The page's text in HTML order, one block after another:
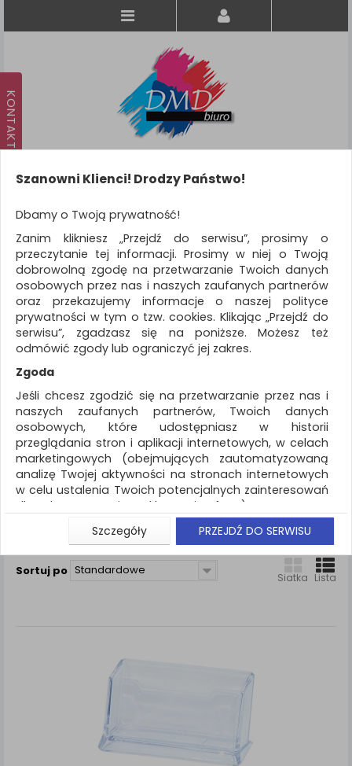
KATEGORIE
WSZYSTKIE KATEGORIE
FILTRY
REKLAMA
AKTUALNOŚCI
Drobne akcesoria biurowe Stojak
ZNALEZIONYCH PRODUKTÓW: 1
STOJAK
Porównaj (0
Sortuj po Standardowe
Siatka Lista
Szanowni Klienci! Drodzy Państwo!
Dbamy o Twoją prywatność!
Zanim klikniesz „Przejdź do serwisu”, prosimy o
przeczytanie tej informacji. Prosimy w niej o Twoją
dobrowolną zgodę na przetwarzanie Twoich danych
osobowych przez nas i naszych zaufanych partnerów
oraz przekazujemy informacje o naszej polityce
prywatności w tym o tzw. cookies. Klikając „Przejdź do
serwisu”, zgadzasz się na poniższe. Możesz też
odmówić zgody lub ograniczyć jej zakres.
Zgoda
Jeśli chcesz zgodzić się na przetwarzanie przez nas i
naszych zaufanych partnerów, Twoich danych
osobowych, które udostępniasz w historii
przeglądania stron i aplikacji internetowych, w celach
marketingowych (obejmujących zautomatyzowaną
analizę Twojej aktywności na stronach internetowych
w celu ustalenia Twoich potencjalnych zainteresowań
dla dostosowania reklamy i oferty), w tym na
umieszczanie tzw. cookies na Twoich urządzeniach i
ich odczytywanie, kliknij przycisk „Przejdź do serwisu”.
Jeśli nie chcesz wyrazić zgody lub ograniczyć jej
zakres, kliknij „Szczegóły”, gdzie znajdziesz wszelkie
umożliwić prawidłową realizację Umowy z Państwem i
związane z tym prawidłowe działanie naszej strony
www, a w szczególności np. wysłanie potwierdzenia
zamówienia na Państwa email lub wyświetlenie
Państwu prawidłowych informacji o promocjach czy
cenach indywidualnych, ważna jest Państwa
wcześniejsza zgoda której udzieliliście podczas
Szczegóły PRZEJDŹ DO SERWISU